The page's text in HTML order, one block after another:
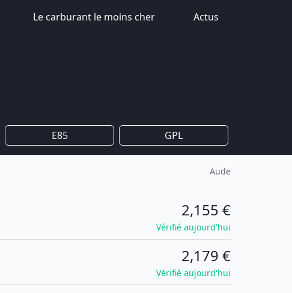
Le carburant le moins cher Actus
E85 GPL
Aude
2,155 €
Vérifié aujourd'hui
2,179 €
Vérifié aujourd'hui